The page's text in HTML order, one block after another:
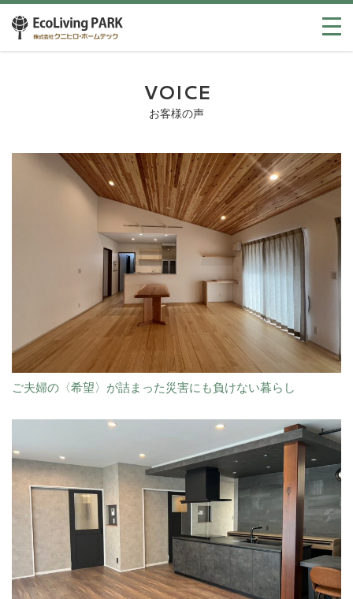
VOICE
お客様の声
ご夫婦の〈希望〉が詰まった災害にも負けない暮らし